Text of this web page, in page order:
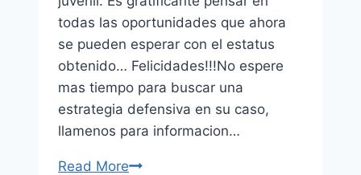
todas las oportunidades que ahora
se pueden esperar con el estatus
obtenido… Felicidades!!!No espere
mas tiempo para buscar una
estrategia defensiva en su caso,
llamenos para informacion…
Read More